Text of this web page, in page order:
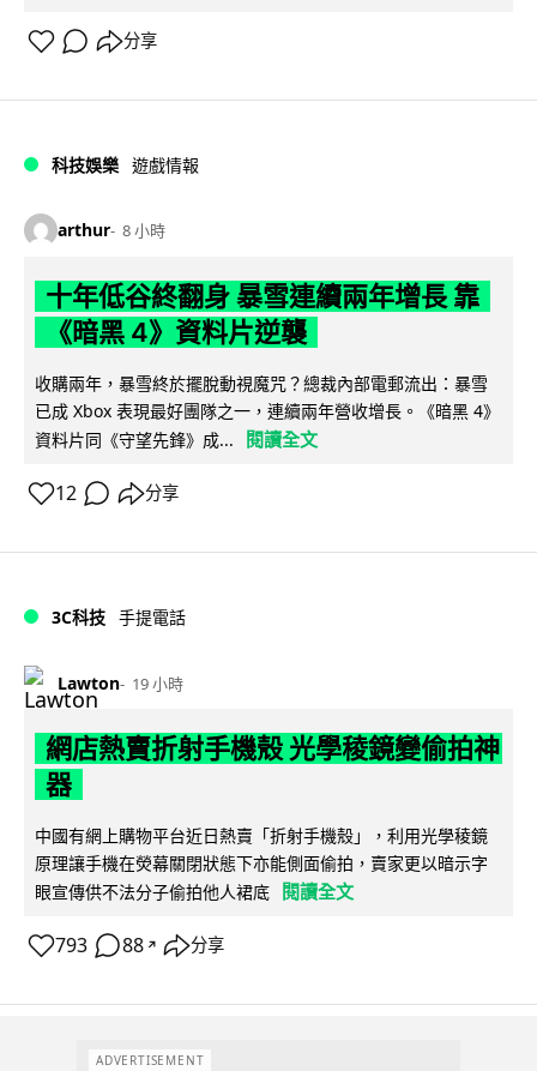
分享
科技娛樂 遊戲情報
arthur 8 小時
十年低谷終翻身 暴雪連續兩年增長 靠
《暗黑 4》資料片逆襲
收購兩年，暴雪終於擺脫動視魔咒？總裁內部電郵流出：暴雪
已成 Xbox 表現最好團隊之一，連續兩年營收增長。《暗黑 4》
資料片同《守望先鋒》成...
閱讀全文
12 分享
3C科技 手提電話
Lawton 19 小時
網店熱賣折射手機殼 光學稜鏡變偷拍神
器
中國有網上購物平台近日熱賣「折射手機殼」，利用光學稜鏡
原理讓手機在熒幕關閉狀態下亦能側面偷拍，賣家更以暗示字
眼宣傳供不法分子偷拍他人裙底
閱讀全文
793 88 ↗ 分享
ADVERTISEMENT